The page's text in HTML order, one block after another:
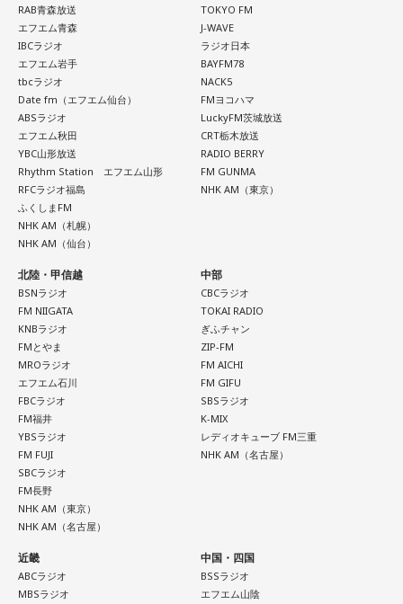
【解答】
1．鳩のぬいぐるみ……本性は「愛情深い天使」
鳩のぬいぐるみは「愛情」を暗示しています。あなたは追い
詰められても、自分より大切な誰かを思い浮かべる、利他的
なタイプ。窮地でこそ人にやさしくできる、あたたかい心の
持ち主です。ただ、自分を後回しにしすぎないよう気をつけ
てください。
2．身分証……本性は「したたかな悪魔」
身分証は「あなた自身の存在」を暗示しています。あなたは
窮地に立たされると、何よりまず自分を守り抜く、利己的な
タイプ。生き残るための冷徹な判断力は、時に人を出し抜く
ほどです。ただ、その強さはあなたや大切なものを守るため
の武器にもなるでしょう。
3．乾電池……本性は「気まぐれな人間」
乾電池は「内に秘めたエネルギー」を暗示しています。あな
たは追い詰められると、理屈より先に、その時の衝動でとっ
さに動く本能タイプ。ある意味では、いちばん人間らしいか
もしれません。勢いが吉と出ることも多いですが、一呼吸置
いて考える癖もつけてみて。
4．懐中電灯……本性は「冷静な神様!?」
懐中電灯は「今後の見通し」を暗示しています。あなたは極
限の場面でもパニックにならず、状況を一歩引いて見極める
冷静沈着なタイプ。感情に飲まれず、俯瞰して考えられるタ
イプです。ただ、いつも冷静すぎると近寄りがたく見られる
こともあるので、時には素直になってみましょう。
＊
RAB青森放送
エフエム青森
IBCラジオ
エフエム岩手
tbcラジオ
Date fm（エフエム仙台）
ABSラジオ
エフエム秋田
YBC山形放送
Rhythm Station エフエム山形
RFCラジオ福島
ふくしまFM
NHK AM（札幌）
NHK AM（仙台）
TOKYO FM
J-WAVE
ラジオ日本
BAYFM78
NACK5
FMヨコハマ
LuckyFM茨城放送
CRT栃木放送
RADIO BERRY
FM GUNMA
NHK AM（東京）
北陸・甲信越
BSNラジオ
FM NIIGATA
KNBラジオ
FMとやま
MROラジオ
エフエム石川
FBCラジオ
FM福井
YBSラジオ
FM FUJI
SBCラジオ
FM長野
NHK AM（東京）
NHK AM（名古屋）
中部
CBCラジオ
TOKAI RADIO
ぎふチャン
ZIP-FM
FM AICHI
FM GIFU
SBSラジオ
K-MIX
レディオキューブ FM三重
NHK AM（名古屋）
近畿
ABCラジオ
MBSラジオ
中国・四国
BSSラジオ
エフエム山陰